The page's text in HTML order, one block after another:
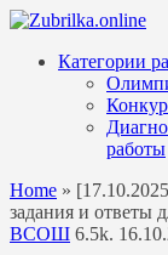
Перейти
содержанию
Категории
работы
Home »
задания и ответы
ВСОШ 6.5k.